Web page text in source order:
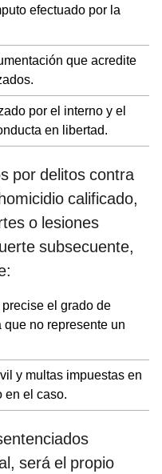
efectuado por la
que acredite
por el interno y el
en libertad.
por delitos contra
calificado,
o lesiones
subsecuente,
el grado de
no represente un
y multas impuestas en
en el caso.
será el propio